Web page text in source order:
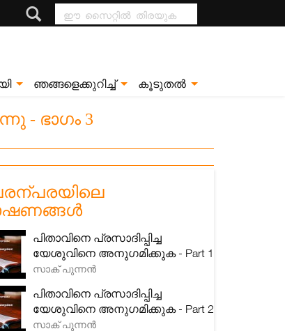
ഈ സൈറ്റിൽ
തിരയുക
ഞങ്ങളെക്കുറിച്ച് കൂടുതൽ
- ഭാഗം 3
പിതാവിനെ പ്രസാദിപ്പിച്ച
യേശുവിനെ അനുഗമിക്കുക - Part 1
സാക് പുന്നൻ
പിതാവിനെ പ്രസാദിപ്പിച്ച
യേശുവിനെ അനുഗമിക്കുക - Part 2
സാക് പുന്നൻ